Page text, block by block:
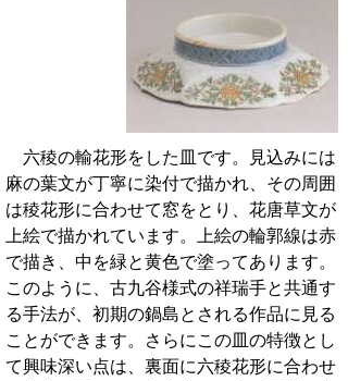
六稜の輸花形をした皿です。見込みには
麻の葉文が丁寧に染付で描かれ、その周囲
は稜花形に合わせて窓をとり、花唐草文が
上絵で描かれています。上絵の輪郭線は赤
で描き、中を緑と黄色で塗ってあります。
このように、古九谷様式の祥瑞手と共通す
る手法が、初期の鍋島とされる作品に見る
ことができます。さらにこの皿の特徴とし
て興味深い点は、裏面に六稜花形に合わせ